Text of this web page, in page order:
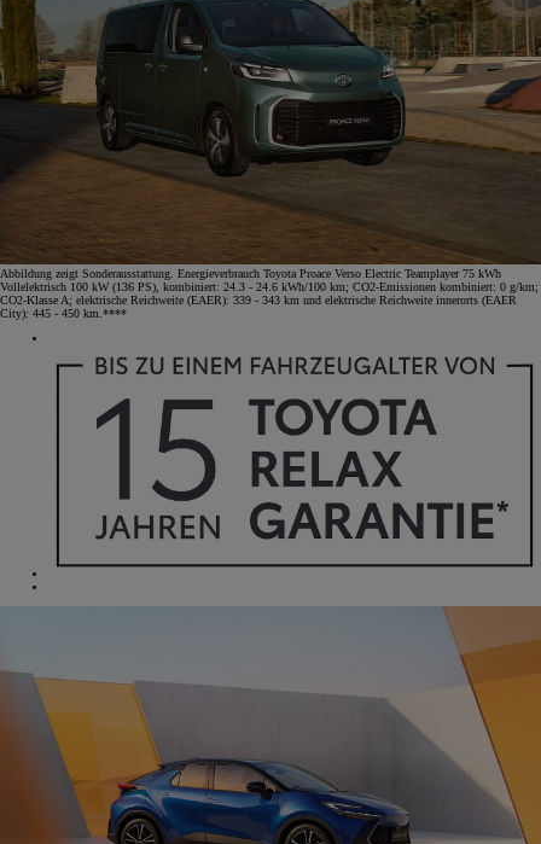
Abbildung zeigt Sonderausstattung. Energieverbrauch Toyota Proace Verso Electric Teamplayer 75 kWh
Vollelektrisch 100 kW (136 PS), kombiniert: 24.3 - 24.6 kWh/100 km; CO2-Emissionen kombiniert: 0 g/km;
CO2-Klasse A; elektrische Reichweite (EAER): 339 - 343 km und elektrische Reichweite innerorts (EAER
City): 445 - 450 km.****